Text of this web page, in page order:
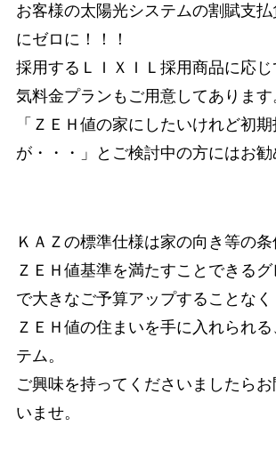
お客様の太陽光システムの割賦支
にゼロに！！！
採用するＬＩＸＩＬ採用商品に応
気料金プランもご用意してあります
「ＺＥＨ値の家にしたいけれど初
が・・・」とご検討中の方にはお勧
ＫＡＺの標準仕様は家の向き等の条
ＺＥＨ値基準を満たすことできる
で大きなご予算アップすることなく
ＺＥＨ値の住まいを手に入れられ
テム。
ご興味を持ってくださいましたら
いませ。